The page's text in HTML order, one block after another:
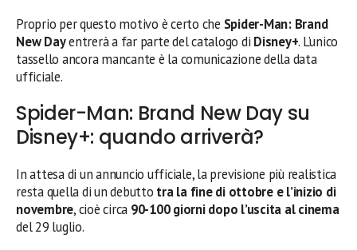
Proprio per questo motivo è certo che Spider-Man: Brand
New Dayentrerà a far parte del catalogo di Disney+. L’unico
tassello ancora mancante è la comunicazione della data
ufficiale.
Spider-Man: Brand New Day su
Disney+: quando arriverà?
In attesa di un annuncio ufficiale, la previsione più realistica
resta quella di un debutto tra la fine di ottobre e l’inizio di
novembre, cioè circa 90-100 giorni dopo l’uscita al cinema
del 29 luglio.